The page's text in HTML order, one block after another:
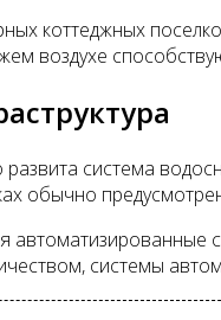
коттеджных
воздухе
система
обычно
системы